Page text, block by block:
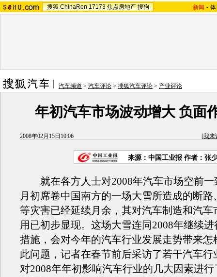
搜狐 ChinaRen 17173 焦点房地产 搜狗 新闻 -
汽车频道 > 汽车评论 > 搜狐汽车评论 > 产业评论
年初汽车市场波动增大 负面
2008年02月15日10:06 [我来
来源：中国工业报 作者：张
就在各方人士对2008年汽车市场空前一
月初席卷中国南方的一场大雪所造成的断路
等灾害已经延续月余，其对汽车制造和汽车
用已初步显现。这场大雪连同2008年继续
措施，会对今年的汽车行业发展走势带来怎
此问题，记者在春节前后采访了若干汽车行
对2008年年初影响汽车行业的几大因素进